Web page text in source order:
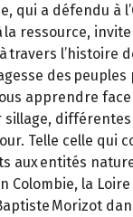
qui a défendu à
la ressource, invite
travers l’histoire
des
apprendre
sillage,
Telle celle qui
aux entités
Colombie, la
Morizot